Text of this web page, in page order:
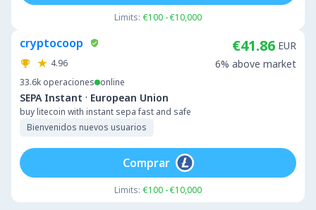
Limits: €100 - €10,000
cryptocoop
4.96
33.6k operaciones online
SEPA Instant · European Union
buy litecoin with instant sepa fast and safe
Bienvenidos nuevos usuarios
€41.86 EUR
6% above market
Limits: €100 - €10,000
Comprar